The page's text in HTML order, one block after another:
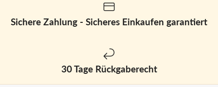
Sichere Zahlung - Sicheres Einkaufen garantiert
30 Tage Rückgaberecht